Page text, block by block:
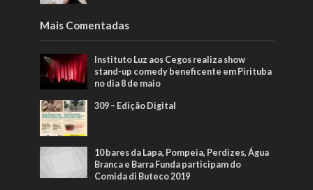
Mais Comentadas
Instituto Luz aos Cegos realiza show
stand-up comedy beneficente em Pirituba
no dia 8 de maio
309 – Edição Digital
10 bares da Lapa, Pompeia, Perdizes, Água
Branca e Barra Funda participam do
Comida di Buteco 2019